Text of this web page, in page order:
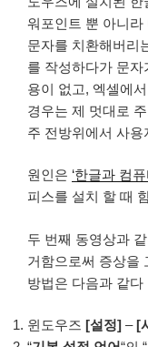
워포인트 뿐 아니라
문자를 치환해버리
를 작성하다가 문
용이 없고, 엑셀에
경우는 제 멋대로
주 전방위에서 사
원인은 ‘한글과 컴
피스를 설치 할 때
두 번째 동영상과
거함으로써 증상을
방법은 다음과 같다
윈도우즈 [설정] –[